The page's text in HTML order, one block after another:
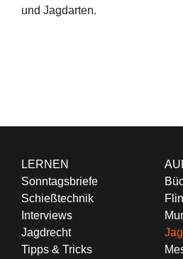
und Jagdarten.
LERNEN
Sonntagsbriefe
Schießtechnik
Interviews
Jagdrecht
Tipps & Tricks